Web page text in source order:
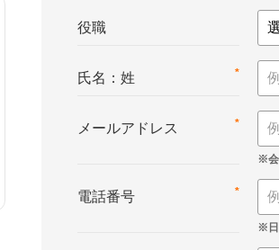
役職
*
氏名：姓
*
メールアドレス
*
電話番号